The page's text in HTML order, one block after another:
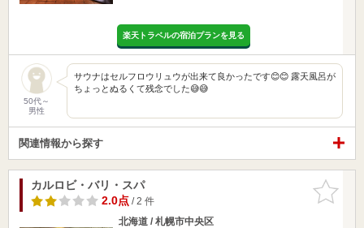
楽天トラベルの宿泊プランを見る
50代～
男性
サウナはセルフロウリュウが出来て良かったです😊😊 露天風呂が
ちょっとぬるくて残念でした😅😅
関連情報から探す
お気に入
りに追加
カルロビ・バリ・スパ
2.0点/ 2 件
北海道 / 札幌市中央区